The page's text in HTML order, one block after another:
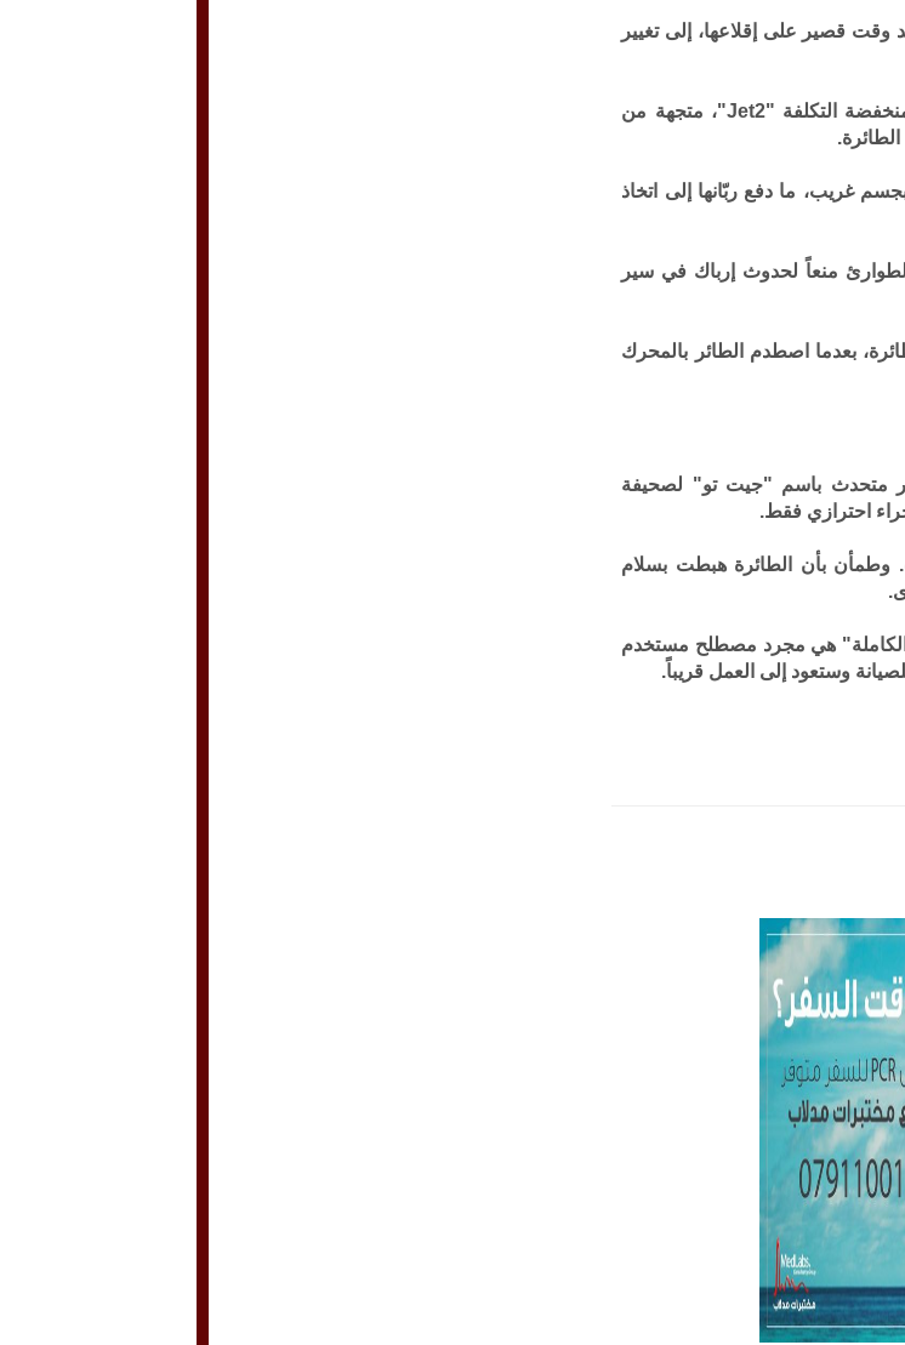
قصير على إقلاعها، إلى تغيير
وفي التفاصيل، كانت الرحلة التابعة لشركة الطيران البريطانية منخفضة التكلفة "Jet2"، متجهة من
غريب، ما دفع ربّانها إلى اتخاذ
منعاً لحدوث إرباك في سير
بعدما اصطدم الطائر بالمحرك
متحدث باسم "جيت تو" لصحيفة
احترازي فقط.
وطمأن بأن الطائرة هبطت بسلام
الكاملة" هي مجرد مصطلح مستخدم
وستعود إلى العمل قريباً.